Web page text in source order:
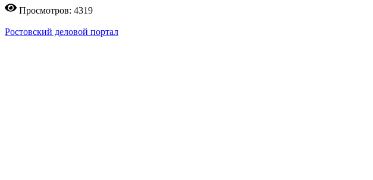
Просмотров: 4319
Ростовский деловой портал